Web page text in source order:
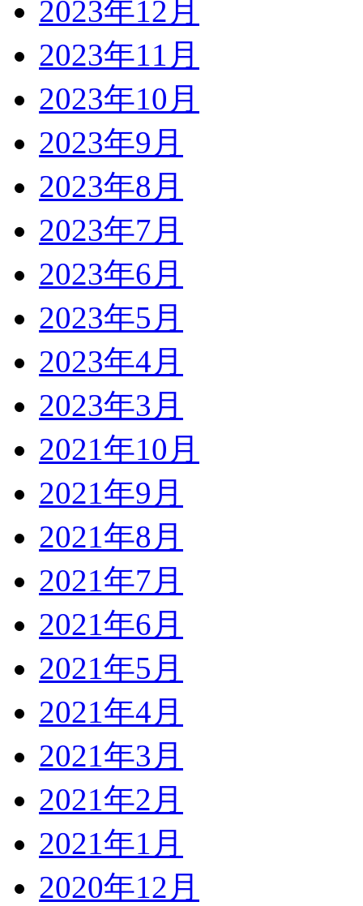
2023年12月
2023年11月
2023年10月
2023年9月
2023年8月
2023年7月
2023年6月
2023年5月
2023年4月
2023年3月
2021年10月
2021年9月
2021年8月
2021年7月
2021年6月
2021年5月
2021年4月
2021年3月
2021年2月
2021年1月
2020年12月